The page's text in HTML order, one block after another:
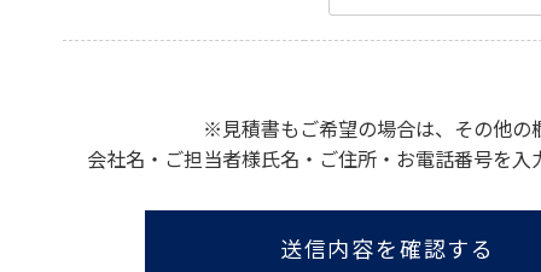
※見積書もご希望の場合は、その他の
会社名・ご担当者様氏名・ご住所・お電話番号を入
送信内容を確認する